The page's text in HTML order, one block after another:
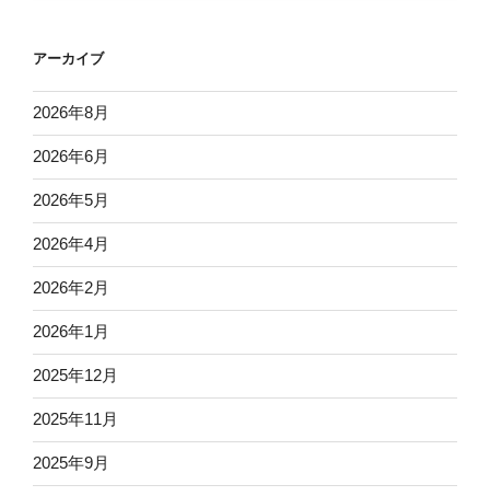
アーカイブ
2026年8月
2026年6月
2026年5月
2026年4月
2026年2月
2026年1月
2025年12月
2025年11月
2025年9月